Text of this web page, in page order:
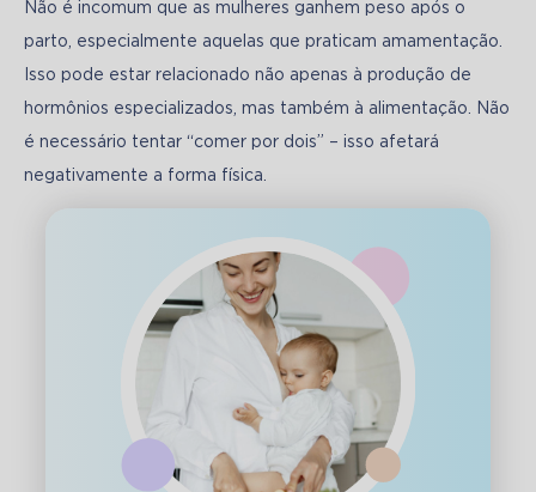
Não é incomum que as mulheres ganhem peso após o
parto, especialmente aquelas que praticam amamentação.
Isso pode estar relacionado não apenas à produção de
hormônios especializados, mas também à alimentação. Não
é necessário tentar “comer por dois” – isso afetará
negativamente a forma física.